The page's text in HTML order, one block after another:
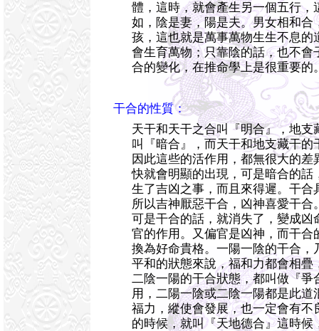
體，這時，就會產生另一個五行，
如，陰是妻，陽是夫。男女相和合
孩，這也就是萬事萬物生生不息的
會生育萬物；只靠陰的話，也不會
合的變化，在推命學上是很重要的
干合的性質：
天干和天干之合叫『明合』，地支
叫『暗合』，而天干和地支藏干的
因此這些的活作用，都無很大的差
快就會明顯的出現，可是暗合的話
生了吉凶之事，而且來得遲。干合
所以吉神厭惡干合，凶神喜愛干合
可是干合的話，就消失了，變成凶
官的作用。又偏官是凶神，而干合
換為好命貴格。一陽一陰的干合，
平和的狀態來說，福和力都會相疊
二陰一陽的干合狀態，都叫做『爭
用，二陽一陰或二陰一陽都是此道
福力，縱使會發展，也一定會有不
的時候，就叫『天地德合』這時候